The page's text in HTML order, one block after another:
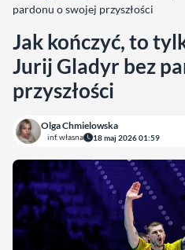
pardonu o swojej przyszłości
Jak kończyć, to
Jurij Gladyr bez
przyszłości
Olga Chmielowska
inf. własna 18 maj 2026 01:59